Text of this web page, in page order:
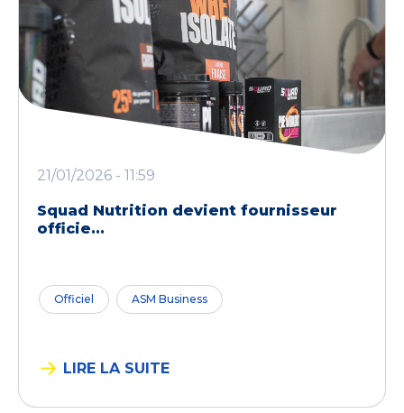
21/01/2026 - 11:59
Squad Nutrition devient fournisseur
officie...
Officiel ASM Business
LIRE LA SUITE